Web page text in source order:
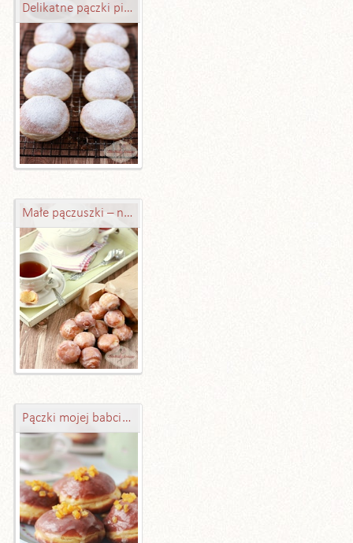
Delikatne pączki pieczone - odchudzone
Małe pączuszki – najlepsze
Pączki mojej babci - najlepsze